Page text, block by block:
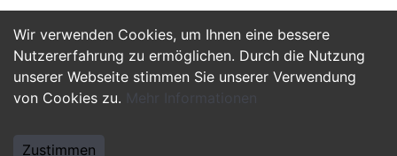
Wir verwenden Cookies, um Ihnen eine bessere
Nutzererfahrung zu ermöglichen. Durch die Nutzung
unserer Webseite stimmen Sie unserer Verwendung
von Cookies zu. Mehr Informationen
Zustimmen
Jetzt Bewerben